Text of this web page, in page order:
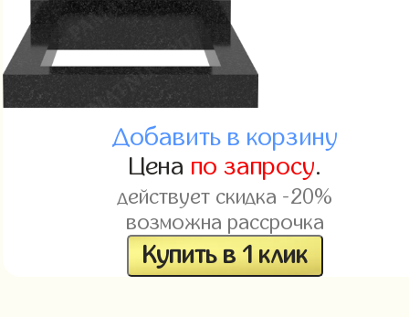
Добавить в корзину
Цена по запросу.
действует скидка -20%
возможна рассрочка
Купить в 1 клик